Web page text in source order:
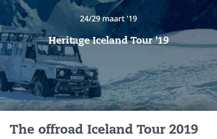
24/29 maart '19
Heritage Iceland Tour '19
The offroad Iceland Tour 2019